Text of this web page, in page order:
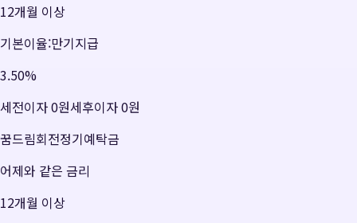
12개월 이상
기본이율:만기지급
3.50%
세전이자0원세후이자0원
꿈드림회전정기예탁금
어제와 같은 금리
12개월 이상